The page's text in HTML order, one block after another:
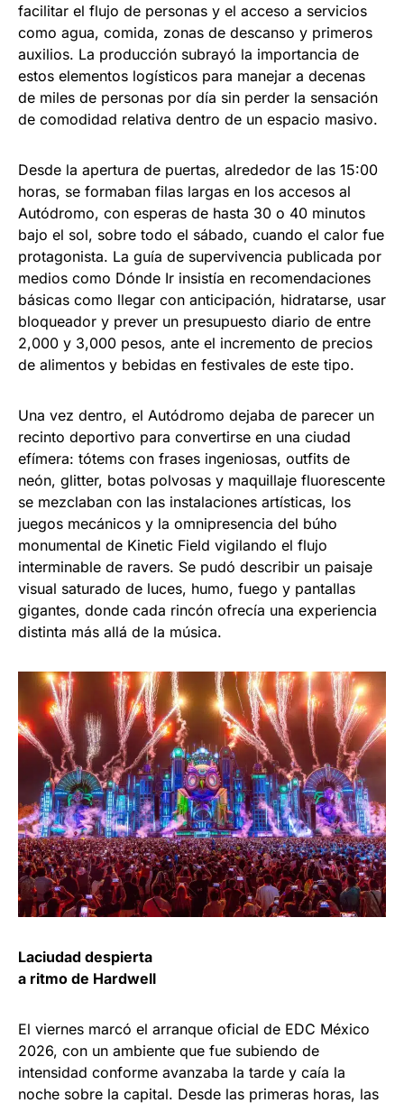
facilitar el flujo de personas y el acceso a servicios
como agua, comida, zonas de descanso y primeros
auxilios. La producción subrayó la importancia de
estos elementos logísticos para manejar a decenas
de miles de personas por día sin perder la sensación
de comodidad relativa dentro de un espacio masivo.
Desde la apertura de puertas, alrededor de las 15:00
horas, se formaban filas largas en los accesos al
Autódromo, con esperas de hasta 30 o 40 minutos
bajo el sol, sobre todo el sábado, cuando el calor fue
protagonista. La guía de supervivencia publicada por
medios como Dónde Ir insistía en recomendaciones
básicas como llegar con anticipación, hidratarse, usar
bloqueador y prever un presupuesto diario de entre
2,000 y 3,000 pesos, ante el incremento de precios
de alimentos y bebidas en festivales de este tipo.
Una vez dentro, el Autódromo dejaba de parecer un
recinto deportivo para convertirse en una ciudad
efímera: tótems con frases ingeniosas, outfits de
neón, glitter, botas polvosas y maquillaje fluorescente
se mezclaban con las instalaciones artísticas, los
juegos mecánicos y la omnipresencia del búho
monumental de Kinetic Field vigilando el flujo
interminable de ravers. Se pudó describir un paisaje
visual saturado de luces, humo, fuego y pantallas
gigantes, donde cada rincón ofrecía una experiencia
distinta más allá de la música.
Laciudad despierta
a ritmo de Hardwell
El viernes marcó el arranque oficial de EDC México
2026, con un ambiente que fue subiendo de
intensidad conforme avanzaba la tarde y caía la
noche sobre la capital. Desde las primeras horas, las